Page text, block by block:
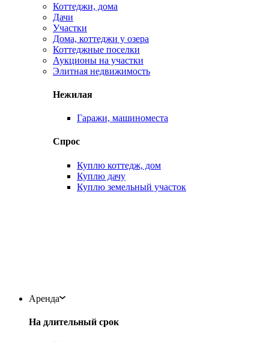
Коттеджи, дома
Дачи
Участки
Дома, коттеджи у озера
Коттеджные поселки
Аукционы на участки
Элитная недвижимость
Нежилая
Гаражи, машиноместа
Спрос
Куплю коттедж, дом
Куплю дачу
Куплю земельный участок
Аренда
На длительный срок